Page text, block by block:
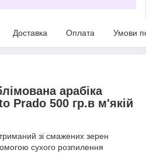
Доставка Оплата Умови
арабіка
Prado 500 гр.в м'якій
зі смажених зерен
сухого розпилення